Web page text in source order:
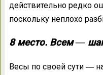
действительно редко
поскольку неплохо
8 место. Всем ―
Весы по своей сути ―